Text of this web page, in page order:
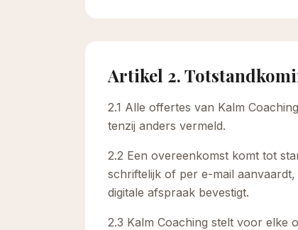
Artikel 2.
2.1 Alle offertes van Kalm
tenzij anders vermeld.
2.2 Een overeenkomst komt tot
schriftelijk of per e-mail
digitale afspraak bevestigt.
2.3 Kalm Coaching stelt voor elke